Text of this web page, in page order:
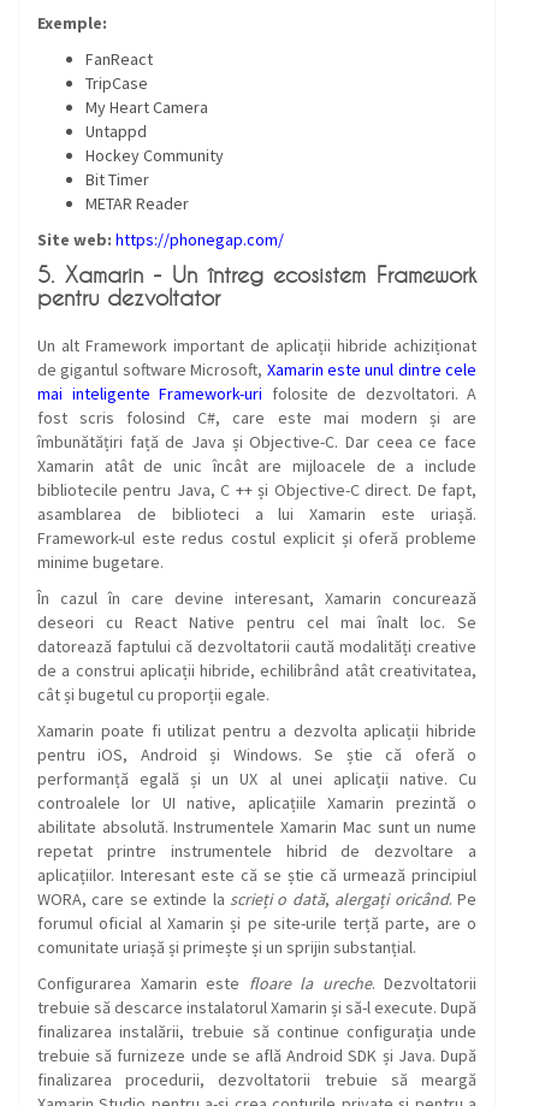
Exemple:
FanReact
TripCase
My Heart Camera
Untappd
Hockey Community
Bit Timer
METAR Reader
Site web: https://phonegap.com/
5. Xamarin - Un întreg ecosistem Framework
pentru dezvoltator
Un alt Framework important de aplicații hibride achiziționat
de gigantul software Microsoft, Xamarin este unul dintre cele
mai inteligente Framework-uri folosite de dezvoltatori. A
fost scris folosind C#, care este mai modern și are
îmbunătățiri față de Java și Objective-C. Dar ceea ce face
Xamarin atât de unic încât are mijloacele de a include
bibliotecile pentru Java, C ++ și Objective-C direct. De fapt,
asamblarea de biblioteci a lui Xamarin este uriașă.
Framework-ul este redus costul explicit și oferă probleme
minime bugetare.
În cazul în care devine interesant, Xamarin concurează
deseori cu React Native pentru cel mai înalt loc. Se
datorează faptului că dezvoltatorii caută modalități creative
de a construi aplicații hibride, echilibrând atât creativitatea,
cât și bugetul cu proporții egale.
Xamarin poate fi utilizat pentru a dezvolta aplicații hibride
pentru iOS, Android și Windows. Se știe că oferă o
performanță egală și un UX al unei aplicații native. Cu
controalele lor UI native, aplicațiile Xamarin prezintă o
abilitate absolută. Instrumentele Xamarin Mac sunt un nume
repetat printre instrumentele hibrid de dezvoltare a
aplicațiilor. Interesant este că se știe că urmează principiul
WORA, care se extinde la scrieți o dată, alergați oricând. Pe
forumul oficial al Xamarin și pe site-urile terță parte, are o
comunitate uriașă și primește și un sprijin substanțial.
Configurarea Xamarin este floare la ureche. Dezvoltatorii
trebuie să descarce instalatorul Xamarin și să-l execute. După
finalizarea instalării, trebuie să continue configurația unde
trebuie să furnizeze unde se află Android SDK și Java. După
finalizarea procedurii, dezvoltatorii trebuie să meargă